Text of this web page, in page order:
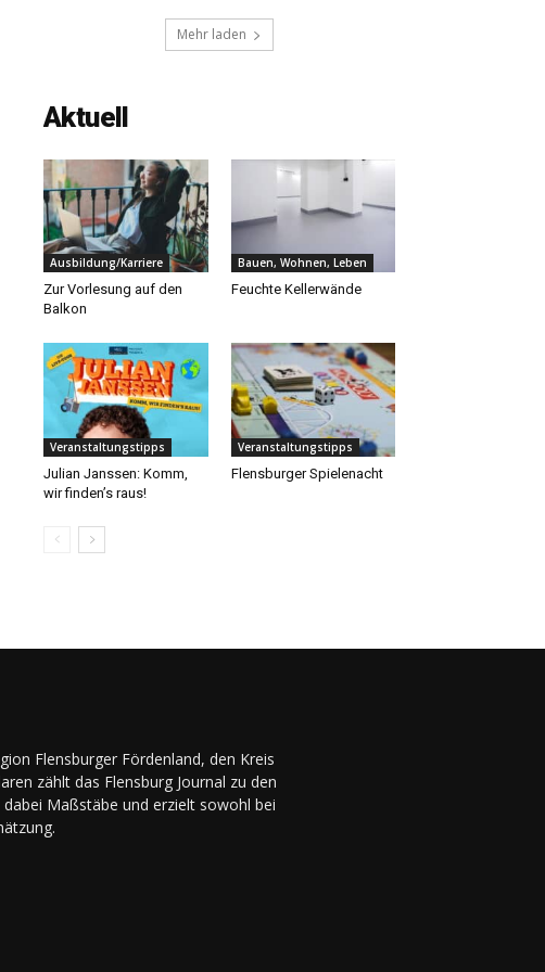
Mehr laden
Aktuell
Ausbildung/Karriere
Zur Vorlesung auf den
Balkon
Bauen, Wohnen, Leben
Feuchte Kellerwände
Veranstaltungstipps
Julian Janssen: Komm,
wir finden’s raus!
Veranstaltungstipps
Flensburger Spielenacht
Flensburger Fördenland, den Kreis
zählt das Flensburg Journal zu den
Maßstäbe und erzielt sowohl bei